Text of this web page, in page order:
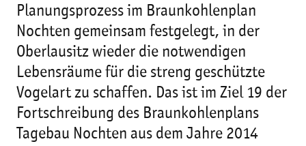
Planungsprozess im Braunkohlenplan
Nochten gemeinsam festgelegt, in der
Oberlausitz wieder die notwendigen
Lebensräume für die streng geschützte
Vogelart zu schaffen. Das ist im Ziel 19 der
Fortschreibung des Braunkohlenplans
Tagebau Nochten aus dem Jahre 2014